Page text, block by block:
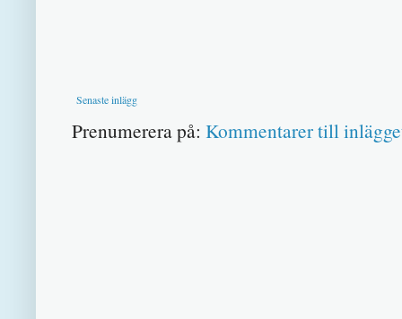
Senaste inlägg
Prenumerera på: Kommentarer till